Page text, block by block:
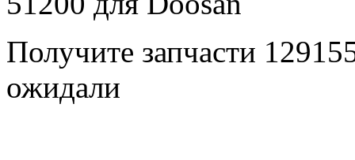
Получите запчасти
ожидали